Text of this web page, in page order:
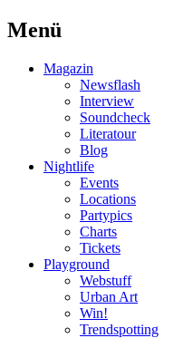
Menü
Magazin
Newsflash
Interview
Soundcheck
Literatour
Blog
Nightlife
Events
Locations
Partypics
Charts
Tickets
Playground
Webstuff
Urban Art
Win!
Trendspotting